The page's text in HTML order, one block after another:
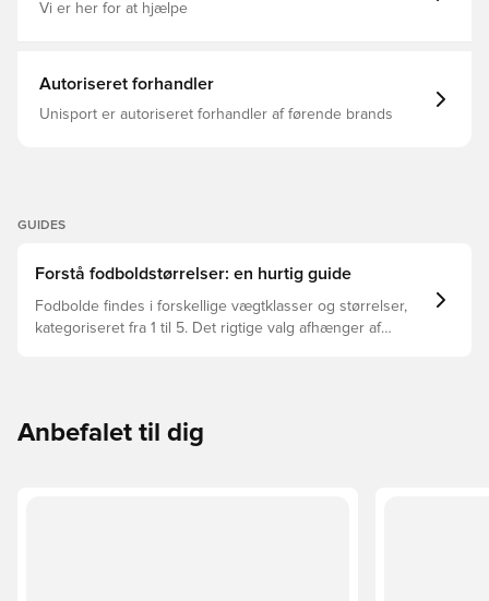
Vi er her for at hjælpe
Autoriseret forhandler
Unisport er autoriseret forhandler af førende brands
GUIDES
Forstå fodboldstørrelser: en hurtig guide
Fodbolde findes i forskellige vægtklasser og størrelser,
kategoriseret fra 1 til 5. Det rigtige valg afhænger af
Anbefalet til dig